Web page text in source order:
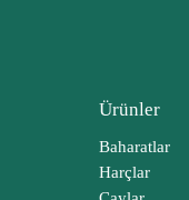
Ürünler
Baharatlar
Harçlar